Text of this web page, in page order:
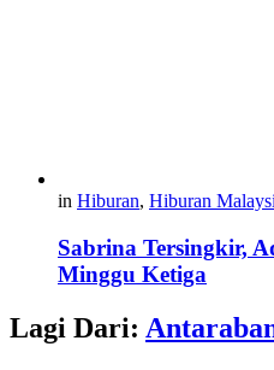
in Hiburan, Hiburan
Sabrina Tersingkir,
Minggu Ketiga
Lagi Dari: